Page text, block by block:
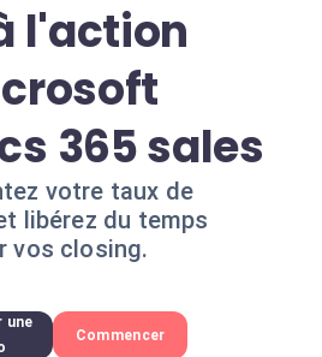
l'action
365 sales
votre taux de
libérez du temps
vos closing.
une
Commencer